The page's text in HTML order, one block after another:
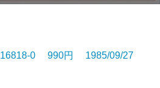
0 990円 1985/09/27